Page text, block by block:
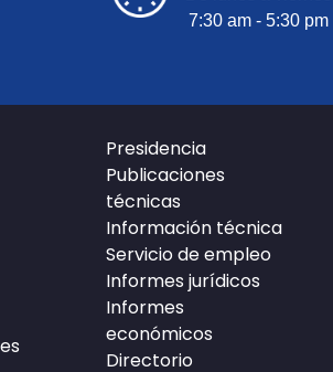
7:30 am - 5:30 pm
Presidencia
Publicaciones
técnicas
Información técnica
Servicio de empleo
Informes jurídicos
Informes
económicos
Directorio